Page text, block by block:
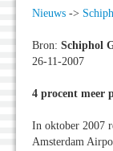
Nieuws ->
Bron: Schiphol
26-11-2007
4 procent meer
In oktober 2007
Amsterdam